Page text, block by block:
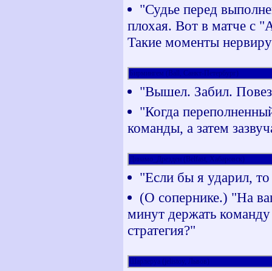
"Судье перед
плохая. Вот в матче с
Такие моменты
Бирмингем (Ball, Санкт-Петербург)
"Вышел. Забил.
"Когда
команды, а затем
Динамо_Дрезден (Belfast, Хабаровск)
"Если бы я ударил,
(О сопернике.) "На
минут держать
стратегия?"
Шарлеруа (jelistoy, Львов)